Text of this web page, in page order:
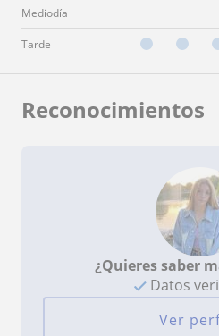
Mediodía
Tarde
Reconocimientos
¿Quieres saber
Datos
Ver